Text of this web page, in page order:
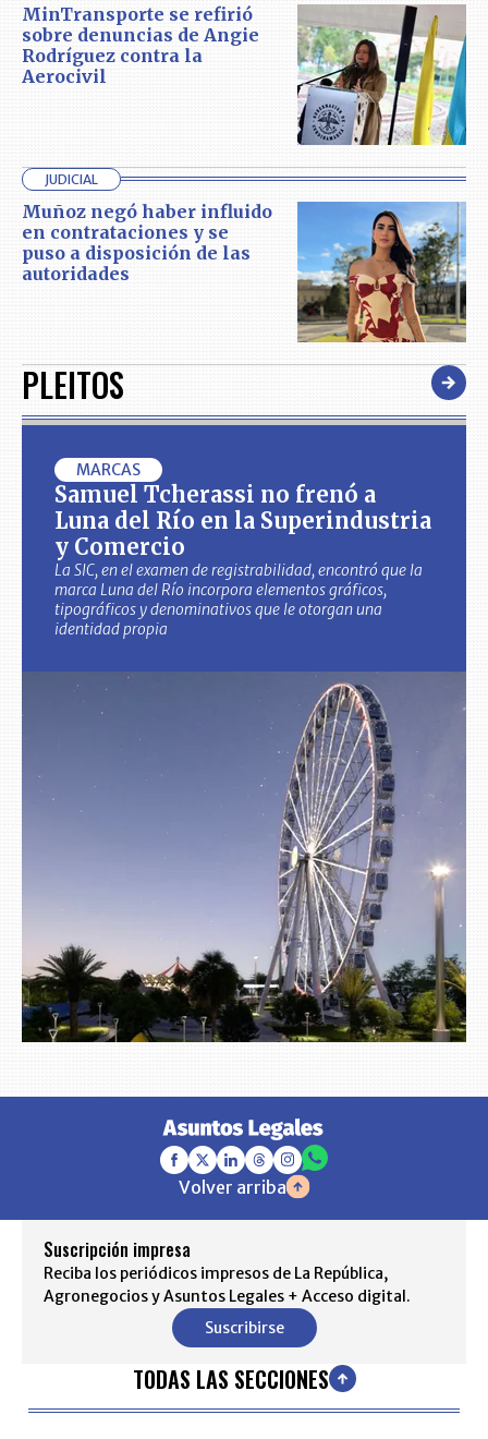
MinTransporte se refirió
sobre denuncias de Angie
Rodríguez contra la
Aerocivil
JUDICIAL
Muñoz negó haber influido
en contrataciones y se
puso a disposición de las
autoridades
PLEITOS
MARCAS
Samuel Tcherassi no frenó a
Luna del Río en la Superindustria
y Comercio
La SIC, en el examen de registrabilidad, encontró que la
marca Luna del Río incorpora elementos gráficos,
tipográficos y denominativos que le otorgan una
identidad propia
Volver arriba
Suscripción impresa
Reciba los periódicos impresos de La República,
Agronegocios y Asuntos Legales + Acceso digital.
Suscribirse
TODAS LAS SECCIONES